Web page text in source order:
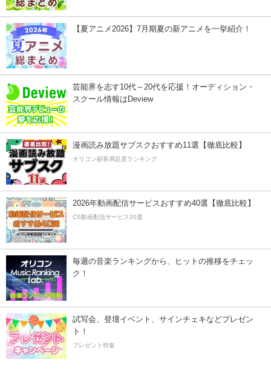
【夏アニメ2026】7月期夏の新アニメを一挙紹介！
芸能界を志す10代～20代を応援！オーディション・
スクール情報はDeview
漫画読み放題サブスクおすすめ11選【徹底比較】
オリコン顧客満足度ランキング
2026年動画配信サービスおすすめ40選【徹底比較】
CS動画配信サービス20選
毎週の音楽ランキングから、ヒットの推移をチェッ
ク！
試写会、登壇イベント、サインチェキなどプレゼン
ト！
プレゼント特集